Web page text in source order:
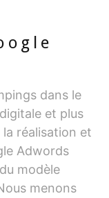
dans le
et plus
réalisation et
Adwords
modèle
menons